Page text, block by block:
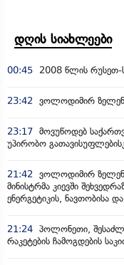
დღის სიახლეები
00:45 2008 წლის რუსეთ-
23:42 ვოლოდიმირ
23:17 მოვუწოდებ
უპირობო
21:42
ვოლოდიმირ
მინისტრმა კიევში
ენერგეტიკის, ნავთობისა
21:24 პოლონეთი,
რაკეტების ჩამოგდების